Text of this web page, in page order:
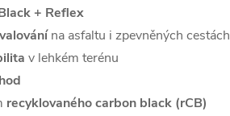
+ Reflex
na asfaltu i zpevněných cestách
v lehkém terénu
recyklovaného carbon black (rCB)